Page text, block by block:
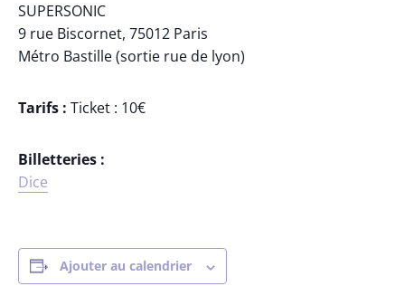
SUPERSONIC
9 rue Biscornet, 75012 Paris
Métro Bastille (sortie rue de lyon)
Tarifs : Ticket : 10€
Billetteries :
Dice
Ajouter au calendrier